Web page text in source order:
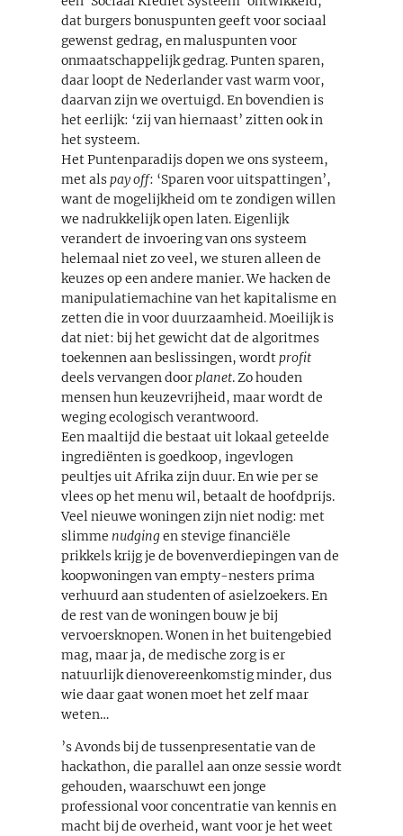
dat burgers bonuspunten geeft voor sociaal
gewenst gedrag, en maluspunten voor
onmaatschappelijk gedrag. Punten sparen,
daar loopt de Nederlander vast warm voor,
daarvan zijn we overtuigd. En bovendien is
het eerlijk: ‘zij van hiernaast’ zitten ook in
het systeem.
Het Puntenparadijs dopen we ons systeem,
met als pay off: ‘Sparen voor uitspattingen’,
want de mogelijkheid om te zondigen willen
we nadrukkelijk open laten. Eigenlijk
verandert de invoering van ons systeem
helemaal niet zo veel, we sturen alleen de
keuzes op een andere manier. We hacken de
manipulatiemachine van het kapitalisme en
zetten die in voor duurzaamheid. Moeilijk is
dat niet: bij het gewicht dat de algoritmes
toekennen aan beslissingen, wordt profit
deels vervangen door planet. Zo houden
mensen hun keuzevrijheid, maar wordt de
weging ecologisch verantwoord.
Een maaltijd die bestaat uit lokaal geteelde
ingrediënten is goedkoop, ingevlogen
peultjes uit Afrika zijn duur. En wie per se
vlees op het menu wil, betaalt de hoofdprijs.
Veel nieuwe woningen zijn niet nodig: met
slimme nudgingen stevige financiële
prikkels krijg je de bovenverdiepingen van de
koopwoningen van empty-nesters prima
verhuurd aan studenten of asielzoekers. En
de rest van de woningen bouw je bij
vervoersknopen. Wonen in het buitengebied
mag, maar ja, de medische zorg is er
natuurlijk dienovereenkomstig minder, dus
wie daar gaat wonen moet het zelf maar
weten…
’s Avonds bij de tussenpresentatie van de
hackathon, die parallel aan onze sessie wordt
gehouden, waarschuwt een jonge
professional voor concentratie van kennis en
macht bij de overheid, want voor je het weet